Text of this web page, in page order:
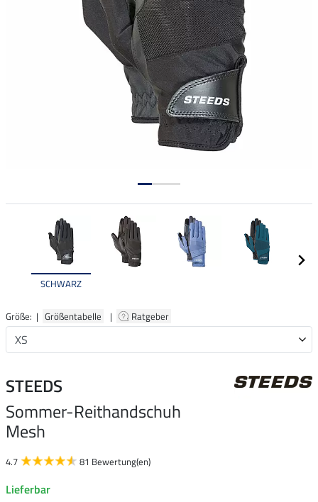
SCHWARZ
Größe: | Größentabelle | Ratgeber
STEEDS
Sommer-Reithandschuh
Mesh
4.7 81 Bewertung(en)
Lieferbar